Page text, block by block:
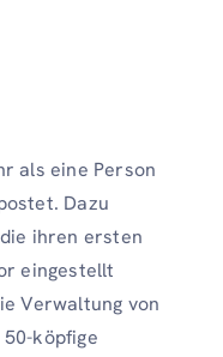
als eine Person
Dazu
ihren ersten
eingestellt
Verwaltung von
köpfige